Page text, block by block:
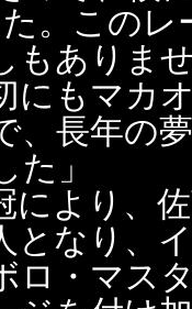
。このレ
もありま
にもマカ
、長年の
た」
より、
となり、
ロ・マス